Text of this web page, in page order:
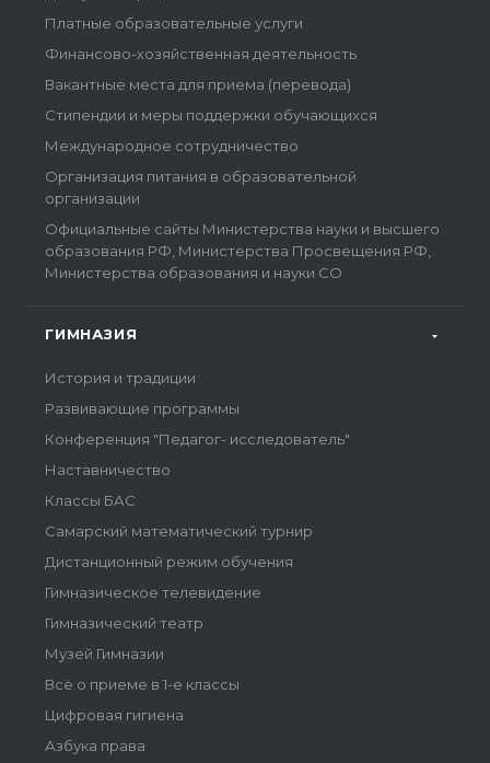
Платные образовательные услуги
Финансово-хозяйственная деятельность
Вакантные места для приема (перевода)
Стипендии и меры поддержки обучающихся
Международное сотрудничество
Организация питания в образовательной
организации
Официальные сайты Министерства науки и высшего
образования РФ, Министерства Просвещения РФ,
Министерства образования и науки СО
ГИМНАЗИЯ
История и традиции
Развивающие программы
Конференция "Педагог- исследователь"
Наставничество
Классы БАС
Самарский математический турнир
Дистанционный режим обучения
Гимназическое телевидение
Гимназический театр
Музей Гимназии
Всё о приеме в 1-е классы
Цифровая гигиена
Азбука права